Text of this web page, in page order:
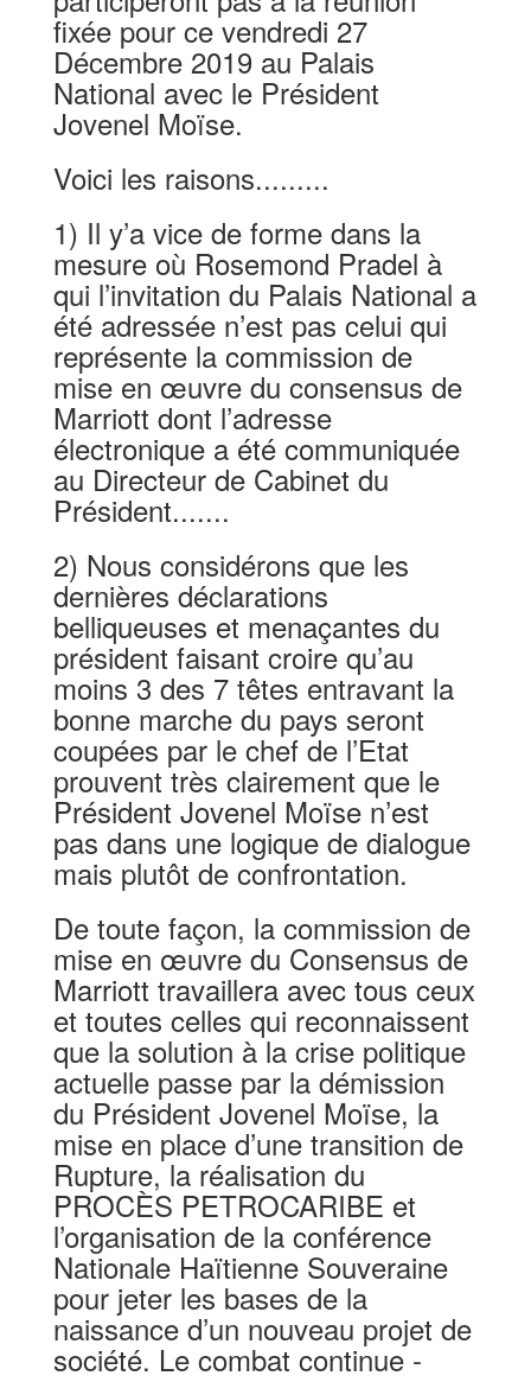
fixée pour ce vendredi 27
Décembre 2019 au Palais
National avec le Président
Jovenel Moïse.
Voici les raisons.........
1) Il y’a vice de forme dans la
mesure où Rosemond Pradel à
qui l’invitation du Palais National a
été adressée n’est pas celui qui
représente la commission de
mise en œuvre du consensus de
Marriott dont l’adresse
électronique a été communiquée
au Directeur de Cabinet du
Président.......
2) Nous considérons que les
dernières déclarations
belliqueuses et menaçantes du
président faisant croire qu’au
moins 3 des 7 têtes entravant la
bonne marche du pays seront
coupées par le chef de l’Etat
prouvent très clairement que le
Président Jovenel Moïse n’est
pas dans une logique de dialogue
mais plutôt de confrontation.
De toute façon, la commission de
mise en œuvre du Consensus de
Marriott travaillera avec tous ceux
et toutes celles qui reconnaissent
que la solution à la crise politique
actuelle passe par la démission
du Président Jovenel Moïse, la
mise en place d’une transition de
Rupture, la réalisation du
PROCÈS PETROCARIBE et
l’organisation de la conférence
Nationale Haïtienne Souveraine
pour jeter les bases de la
naissance d’un nouveau projet de
société. Le combat continue -